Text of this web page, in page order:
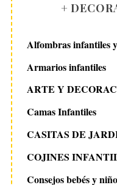
+
Alfombras infantiles
Armarios infantiles
ARTE Y
Camas Infantiles
CASITAS DE
COJINES
Consejos bebés y